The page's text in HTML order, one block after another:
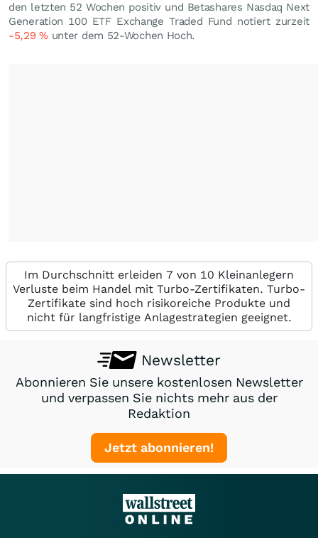
den letzten 52 Wochen positiv und Betashares Nasdaq Next
Generation 100 ETF Exchange Traded Fund notiert zurzeit
-5,29%unter dem 52-Wochen Hoch.
Im Durchschnitt erleiden 7 von 10 Kleinanlegern
Verluste beim Handel mit Turbo-Zertifikaten. Turbo-
Zertifikate sind hoch risikoreiche Produkte und
nicht für langfristige Anlagestrategien geeignet.
Newsletter
Abonnieren Sie unsere kostenlosen Newsletter
und verpassen Sie nichts mehr aus der
Redaktion
Jetzt abonnieren!